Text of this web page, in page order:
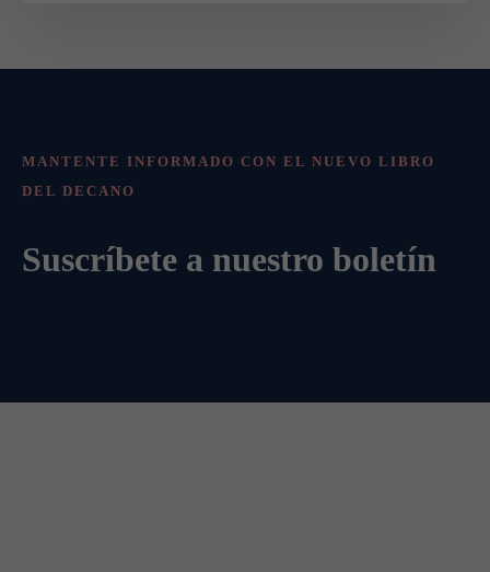
MANTENTE INFORMADO CON EL NUEVO LIBRO
DEL DECANO
Suscríbete a nuestro boletín